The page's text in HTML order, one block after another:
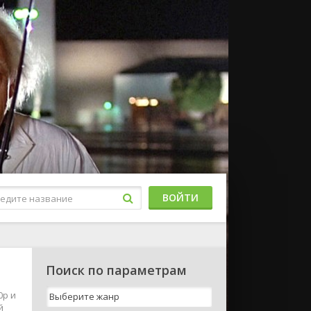
ВОЙТИ
и
Поиск по параметрам